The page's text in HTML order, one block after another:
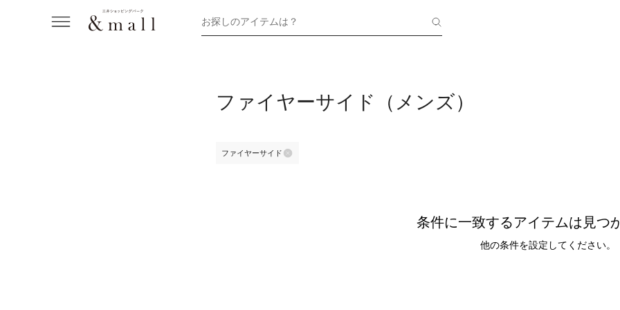
お探しのアイテムは？
ファイヤーサイド（メンズ）
ファイヤーサイド
条件に一致するアイテムは見つ
他の条件を設定してください。